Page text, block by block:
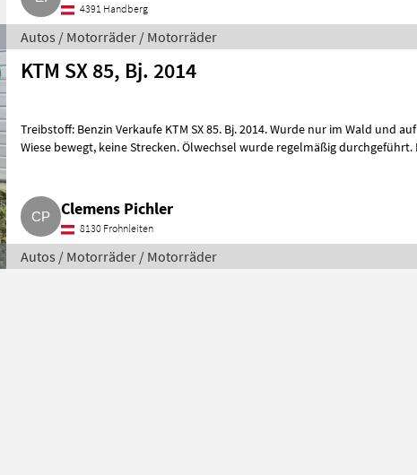
4391 Handberg
Autos / Motorräder / Motorräder
KTM SX 85, Bj. 2014
Treibstoff: Benzin Verkaufe KTM SX 85. Bj. 2014. Wurde nur im Wald und auf
Wiese bewegt, keine Strecken. Ölwechsel wurde regelmäßig durchgeführt. Ein
Clemens Pichler
8130 Frohnleiten
Autos / Motorräder / Motorräder